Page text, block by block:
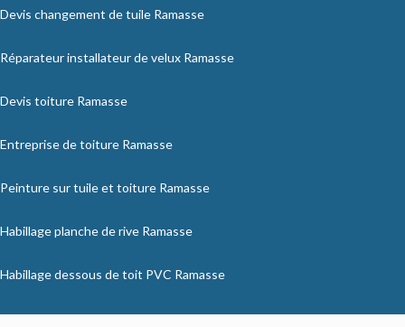
Devis changement de tuile Ramasse
Réparateur installateur de velux Ramasse
Devis toiture Ramasse
Entreprise de toiture Ramasse
Peinture sur tuile et toiture Ramasse
Habillage planche de rive Ramasse
Habillage dessous de toit PVC Ramasse